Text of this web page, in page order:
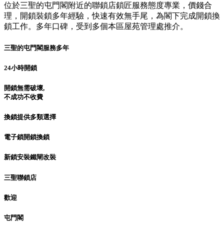
位於三聖的屯門閣附近的聯鎖店鎖匠服務態度專業，價錢合
理，開鎖裝鎖多年經驗，快速有效無手尾，為閣下完成開鎖換
鎖工作。多年口碑，受到多個本區屋苑管理處推介。
三聖的屯門閣服務多年
24小時開鎖
開鎖無需破壞,
不成功不收費
換鎖提供多類選擇
電子鎖開鎖換鎖
新鎖安裝鐵閘改裝
三聖聯鎖店
歡迎
屯門閣